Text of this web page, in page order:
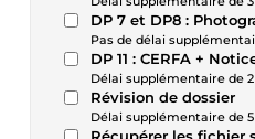
DP 7 et DP8 :
Pas de délai
DP 11 : CERFA +
Délai supplémentaire de
Révision de dossier
Délai supplémentaire de